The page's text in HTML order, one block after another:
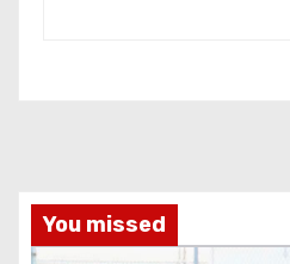
You missed